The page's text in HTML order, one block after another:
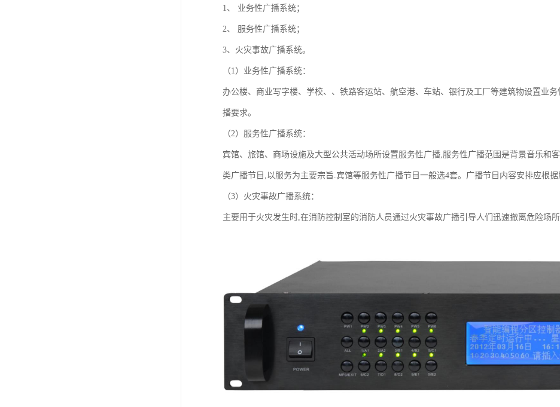
1、 业务性广播系统；
2、 服务性广播系统；
3、火灾事故广播系统。
（1）业务性广播系统：
办公楼、商业写字楼、学校、、铁路客运站、航空港、车站、银行及工厂等建筑物设置业
播要求。
（2）服务性广播系统：
宾馆、旅馆、商场设施及大型公共活动场所设置服务性广播,服务性广播范围是背景音乐和
类广播节目,以服务为主要宗旨.宾馆等服务性广播节目一般选4套。广播节目内容安排应根据
（3）火灾事故广播系统：
主要用于火灾发生时,在消防控制室的消防人员通过火灾事故广播引导人们迅速撤离危险场所